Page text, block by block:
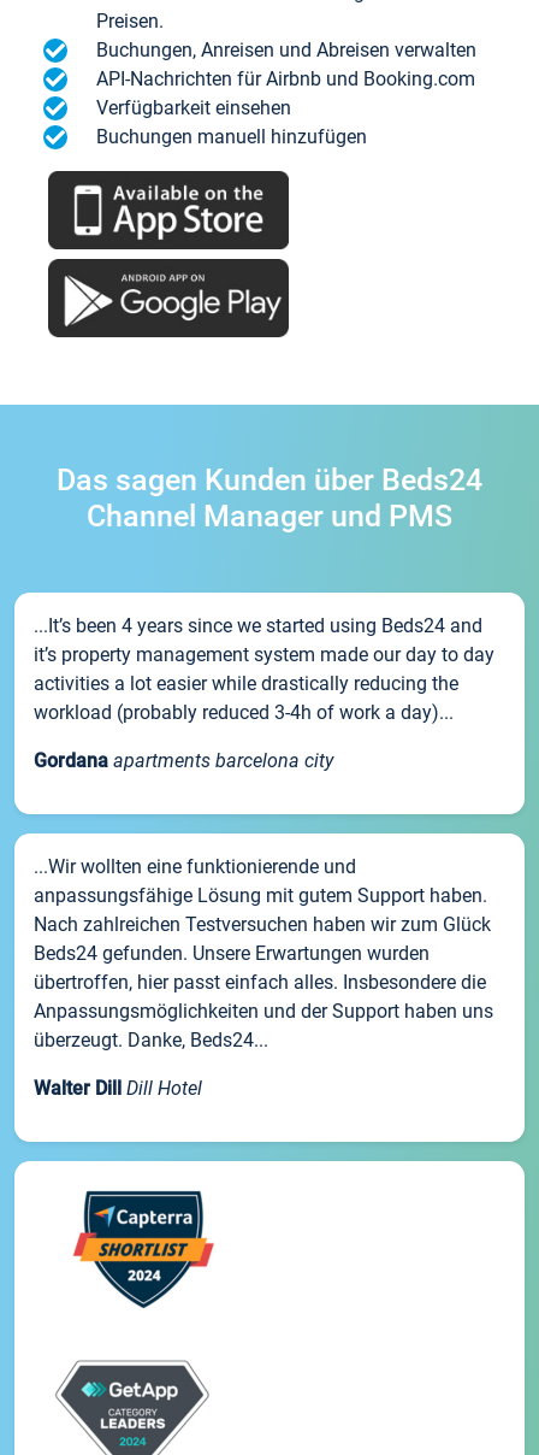
Preisen.
Buchungen, Anreisen und Abreisen verwalten
API-Nachrichten für Airbnb und Booking.com
Verfügbarkeit einsehen
Buchungen manuell hinzufügen
Das sagen Kunden über Beds24
Channel Manager und PMS
...It’s been 4 years since we started using Beds24 and
it’s property management system made our day to day
activities a lot easier while drastically reducing the
workload (probably reduced 3-4h of work a day)...
Gordana apartments barcelona city
...Wir wollten eine funktionierende und
anpassungsfähige Lösung mit gutem Support haben.
Nach zahlreichen Testversuchen haben wir zum Glück
Beds24 gefunden. Unsere Erwartungen wurden
übertroffen, hier passt einfach alles. Insbesondere die
Anpassungsmöglichkeiten und der Support haben uns
überzeugt. Danke, Beds24...
Walter Dill Dill Hotel